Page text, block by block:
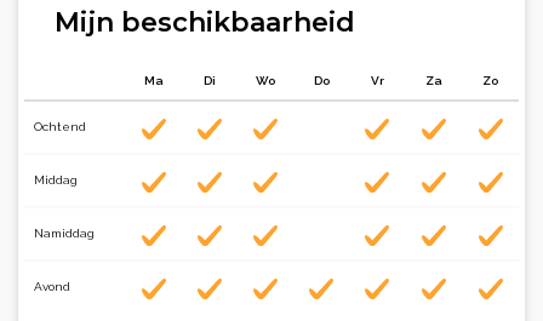
Mijn beschikbaarheid
Ma Di Wo Do Vr Za Zo
Ochtend
Middag
Namiddag
Avond